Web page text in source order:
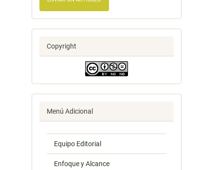
Copyright
Menú Adicional
Equipo Editorial
Enfoque y Alcance